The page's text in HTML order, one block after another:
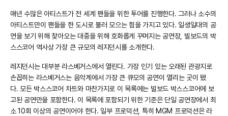
매년 수많은 아티스트가 전 세계 팬들을 위한 투어를 진행한다. 그러나 소수의
아티스트만이 팬들을 한 도시로 불러 모으는 힘을 가지고 있다. 일생일대의 공
연을 보기 위해 찾아오는 대중을 위해 호화롭게 꾸며지는 공연장, 빌보드의 박
스스코어 역사상 가장 큰 규모의 레지던시를 소개한다.
레지던시는 대부분 라스베거스에서 열린다. 가장 인기 있는 오래된 관광지로
손꼽히는 라스베거스는 음악계에서 가장 큰 큐모의 공연이 열리는 곳이 됐
다. 모든 박스스코어 차트와 마찬가지로 이 목록에는 빌보드 박스스코어에 보
고된 공연만을 포함한다. 이 목록에 포함되기 위한 기준은 단일 공연장에서 최
소 10회 이상의 공연이어야 한다. 일부 프로덕션, 특히 MGM 프로덕션은 라